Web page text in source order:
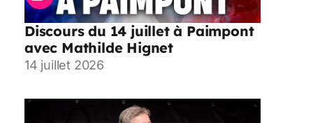
Discours du 14 juillet à Paimpont
avec Mathilde Hignet
14 juillet 2026